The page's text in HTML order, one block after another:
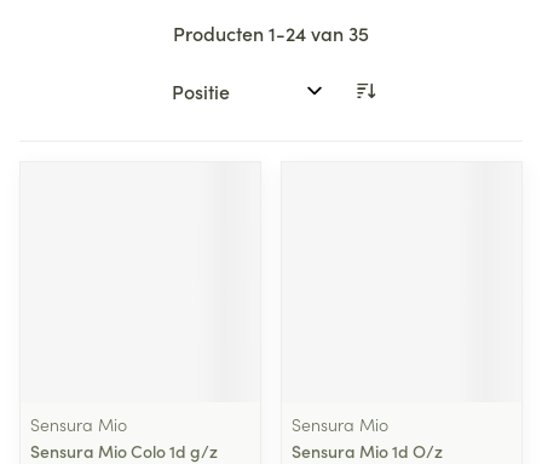
Producten1-24van35
Sorteer op:
Sensura Mio
Sensura Mio Colo 1d g/z
Sensura Mio
Sensura Mio 1d O/z